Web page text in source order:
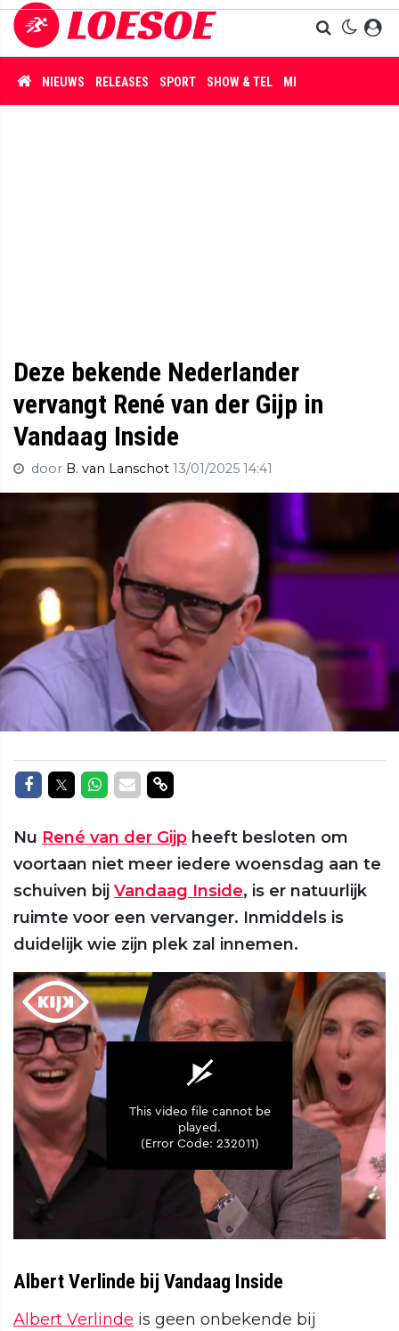
NIEUWS RELEASES SPORT SHOW & TEL MISDAAD
Deze bekende Nederlander
vervangt René van der Gijp in
Vandaag Inside
door B. van Lanschot 13/01/2025 14:41
Delen op Facebook
Delen op Twitter
Delen op Whatsapp
Delen via Mail
Delen via link
Nu René van der Gijp heeft besloten om
voortaan niet meer iedere woensdag aan te
schuiven bij Vandaag Inside, is er natuurlijk
ruimte voor een vervanger. Inmiddels is
duidelijk wie zijn plek zal innemen.
Albert Verlinde bij Vandaag Inside
Albert Verlinde is geen onbekende bij